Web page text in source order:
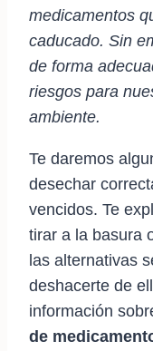
medicamentos
caducado. Sin
de forma
riesgos para
ambiente.
Te daremos
desechar
vencidos. Te
tirar a la basura
las alternativas
deshacerte de
información
de